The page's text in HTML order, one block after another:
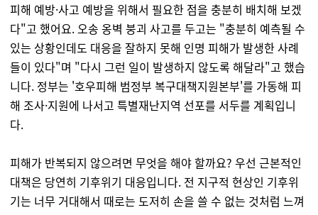
피해 예방·사고 예방을 위해서 필요한 점을 충분히 배치해 보겠
다"고 했어요. 오송 옹벽 붕괴 사고를 두고는 "충분히 예측될 수
있는 상황인데도 대응을 잘하지 못해 인명 피해가 발생한 사례
들이 있다"며 "다시 그런 일이 발생하지 않도록 해달라"고 했습
니다. 정부는 '호우피해 범정부 복구대책지원본부'를 가동해 피
해 조사·지원에 나서고 특별재난지역 선포를 서두를 계획입니
다.
피해가 반복되지 않으려면 무엇을 해야 할까요? 우선 근본적인
대책은 당연히 기후위기 대응입니다. 전 지구적 현상인 기후위
기는 너무 거대해서 때로는 도저히 손을 쓸 수 없는 것처럼 느껴